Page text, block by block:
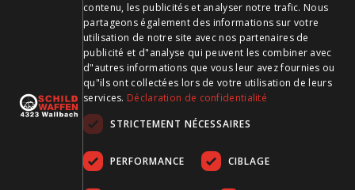
Anneau de serrage av. Recknagel 31mm all. SWM Ø30mm
FRENCH
contenu, les publicités et analyser notre trafic. Nous
partageons également des informations sur votre
utilisation de notre site avec nos partenaires de
publicité et d"analyse qui peuvent les combiner avec
d"autres informations que vous leur avez fournies ou
qu"ils ont collectées lors de votre utilisation de leurs
services. Déclaration de confidentialité
STRICTEMENT NÉCESSAIRES
PERFORMANCE CIBLAGE